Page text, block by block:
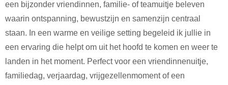
een bijzonder vriendinnen, familie- of teamuitje beleven
waarin ontspanning, bewustzijn en samenzijn centraal
staan. In een warme en veilige setting begeleid ik jullie in
een ervaring die helpt om uit het hoofd te komen en weer te
landen in het moment. Perfect voor een vriendinnenuitje,
familiedag, verjaardag, vrijgezellenmoment of een